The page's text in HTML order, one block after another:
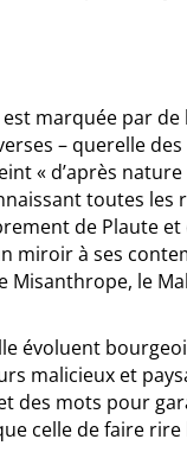
est marquée par
– querelle des
« d’après
toutes les
de Plaute et
miroir à ses
Misanthrope, le
évoluent
malicieux et
des mots pour
celle de faire